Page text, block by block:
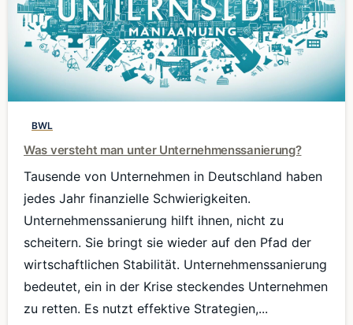
BWL
Was versteht man unter Unternehmenssanierung?
Tausende von Unternehmen in Deutschland haben
jedes Jahr finanzielle Schwierigkeiten.
Unternehmenssanierung hilft ihnen, nicht zu
scheitern. Sie bringt sie wieder auf den Pfad der
wirtschaftlichen Stabilität. Unternehmenssanierung
bedeutet, ein in der Krise steckendes Unternehmen
zu retten. Es nutzt effektive Strategien,...